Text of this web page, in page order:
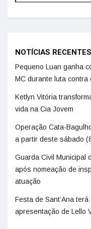
NOTÍCIAS RECENTES
Pequeno Luan ganha
MC durante luta contra
Ketlyn Vitória
vida na Cia Jovem
Operação Cata-
a partir deste sábado
Guarda Civil Municipal
após nomeação de
atuação
Festa de Sant’Ana
apresentação de Lello